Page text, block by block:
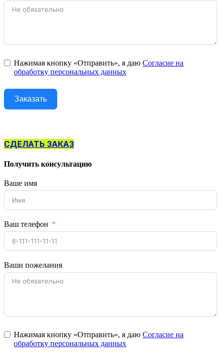
Нажимая кнопку «Отправить», я даю Согласие на
обработку персональных данных
Заказать
СДЕЛАТЬ ЗАКАЗ
Получить консультацию
Ваше имя
Ваш телефон
Ваши пожелания
Нажимая кнопку «Отправить», я даю Согласие на
обработку персональных данных